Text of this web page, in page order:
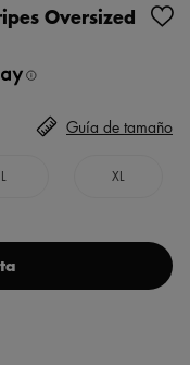
Oversized
L XL
Guía de tamaño